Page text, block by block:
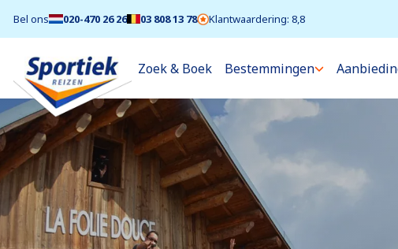
Bel ons 020-470 26 26 03 808 13 78 Klantwaardering: 8,8
Zoek & Boek Bestemmingen